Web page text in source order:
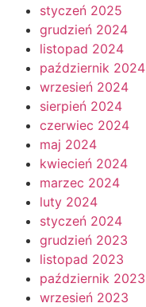
styczeń 2025
grudzień 2024
listopad 2024
październik 2024
wrzesień 2024
sierpień 2024
czerwiec 2024
maj 2024
kwiecień 2024
marzec 2024
luty 2024
styczeń 2024
grudzień 2023
listopad 2023
październik 2023
wrzesień 2023